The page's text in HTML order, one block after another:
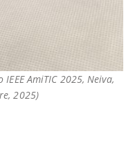
AmiTIC 2025, Neiva,
2025)